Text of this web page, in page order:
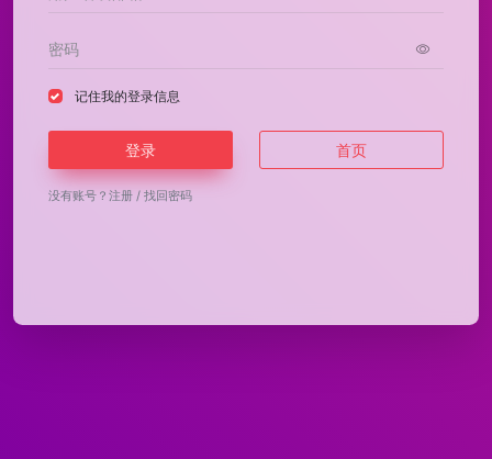
记住我的登录信息
登录 首页
没有账号？ 注册 / 找回密码